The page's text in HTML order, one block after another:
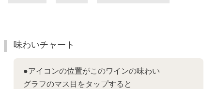
味わいチャート
●アイコンの位置がこのワインの味わい
グラフのマス目をタップすると